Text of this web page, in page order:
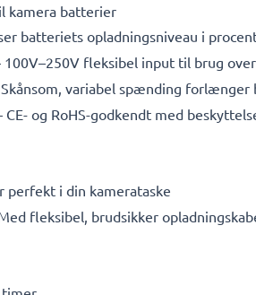
kamera batterier
batteriets opladningsniveau i
100V–250V fleksibel input til brug
variabel spænding
CE- og RoHS-godkendt med
perfekt i din kamerataske
fleksibel, brudsikker